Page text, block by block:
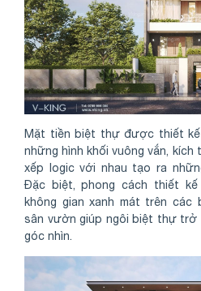
Mặt tiền biệt thự được thiết
những hình khối vuông vắn,
xếp logic với nhau tạo ra
Đặc biệt, phong cách thiết
không gian xanh mát trên các
sân vườn giúp ngôi biệt thự trở
góc nhìn.